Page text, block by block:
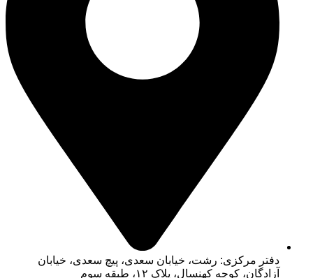
دفتر مرکزی: رشت، خیابان سعدی، پیچ سعدی، خیابان
آزادگان، کوچه کهنسال، پلاک ۱۲، طبقه سوم